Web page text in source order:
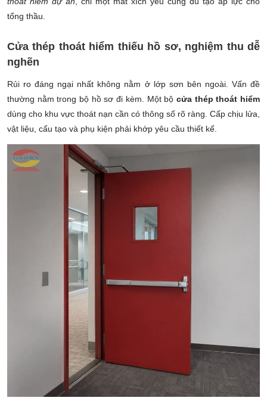
tổng thầu.
Cửa thép thoát hiểm thiếu hồ sơ, nghiệm thu dễ
nghẽn
Rủi ro đáng ngại nhất không nằm ở lớp sơn bên ngoài. Vấn đề
thường nằm trong bộ hồ sơ đi kèm. Một bộ cửa thép thoát hiểm
dùng cho khu vực thoát nạn cần có thông số rõ ràng. Cấp chịu lửa,
vật liệu, cấu tạo và phụ kiện phải khớp yêu cầu thiết kế.